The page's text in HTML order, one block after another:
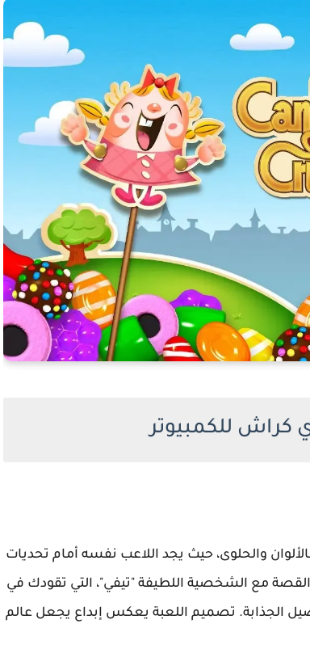
كراش للكمبيوتر
والحلوى، حيث يجد اللاعب نفسه أمام تحديات
مع الشخصية اللطيفة "تيفي"، التي تقودك في
الجذابة. تصميم اللعبة يعكس إبداع يجعل عالم